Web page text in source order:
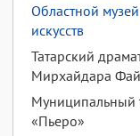
Областной
искусств
Татарский
Мирхайдара
Муниципальный
«Пьеро»